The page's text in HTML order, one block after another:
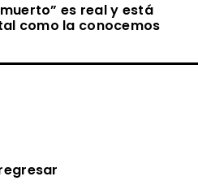
es real y está
como la conocemos